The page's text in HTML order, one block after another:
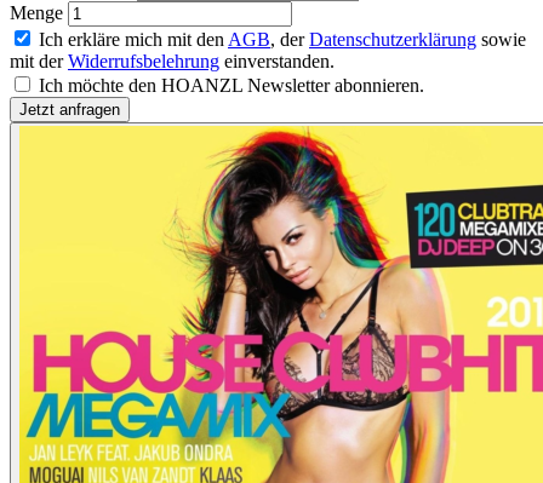
Menge
Ich erkläre mich mit den AGB, derDatenschutzerklärung sowie
mit derWiderrufsbelehrung einverstanden.
Ich möchte den HOANZL Newsletter abonnieren.